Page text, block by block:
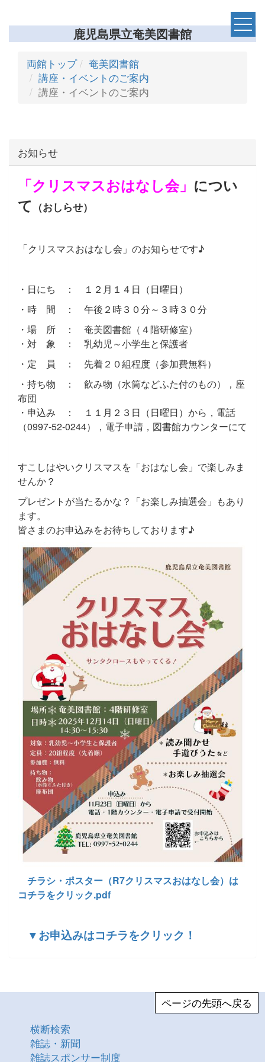
鹿児島県立奄美図書館
両館トップ
奄美図書館
講座・イベントのご案内
講座・イベントのご案内
お知らせ
「クリスマスおはなし会」 につい
て （おしらせ）
「クリスマスおはなし会」のお知らせです♪
・日にち ： １２月１４日（日曜日）
・時 間 ： 午後２時３０分～３時３０分
・場 所 ： 奄美図書館（４階研修室）
・対 象 ： 乳幼児～小学生と保護者
・定 員 ： 先着２０組程度（参加費無料）
・持ち物 ： 飲み物（水筒などふた付のもの），座
布団
・申込み ： １１月２３日（日曜日）から，電話
（0997-52-0244），電子申請，図書館カウンターにて
すこしはやいクリスマスを「おはなし会」で楽しみま
せんか？
プレゼントが当たるかな？「お楽しみ抽選会」もあり
ます。
皆さまのお申込みをお待ちしております♪
チラシ・ポスター（R7クリスマスおはなし会）は
コチラをクリック.pdf
▼お申込みはコチラをクリック！
ページの先頭へ戻る
横断検索
雑誌・新聞
雑誌スポンサー制度